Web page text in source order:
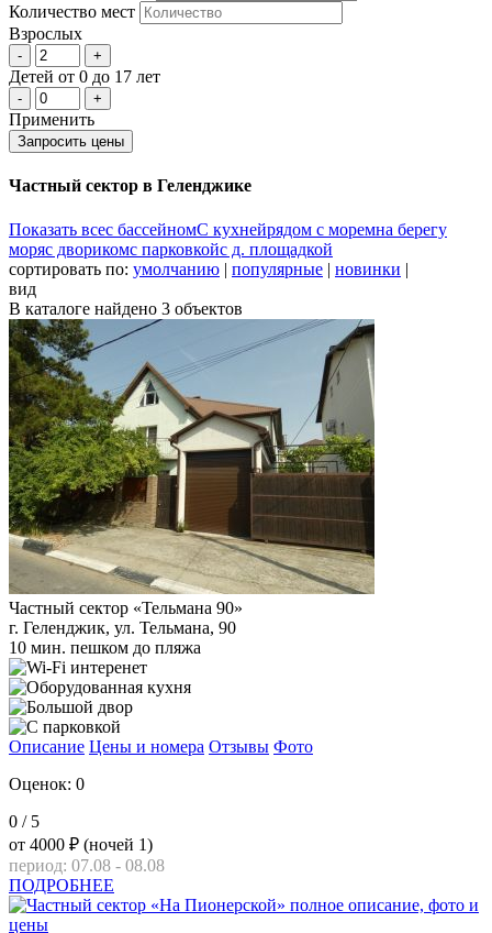
Количеcтво мест
Взрослых
- +
Детей от 0 до 17 лет
- +
Применить
Запросить цены
Частный сектор в Геленджике
Показать всес бассейномС кухнейрядом с моремна берегу
моряс дворикомс парковкойс д. площадкой
сортировать по: умолчанию | популярные | новинки |
вид
В каталоге найдено 3 объектов
Частный сектор «Тельмана 90»
г. Геленджик, ул. Тельмана, 90
10 мин. пешком до пляжа
Описание Цены и номера Отзывы Фото
Оценок: 0
0 / 5
от 4000 ₽ (ночей 1)
период: 07.08 - 08.08
ПОДРОБНЕЕ